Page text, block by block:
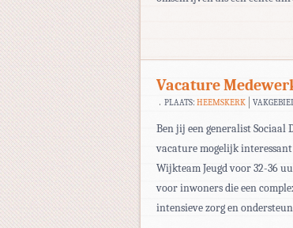
Vacature
PLAATS: HEEMSKERK
Ben jij een generalist Sociaal
vacature mogelijk
Wijkteam Jeugd voor 32-36
voor inwoners die een
intensieve zorg en